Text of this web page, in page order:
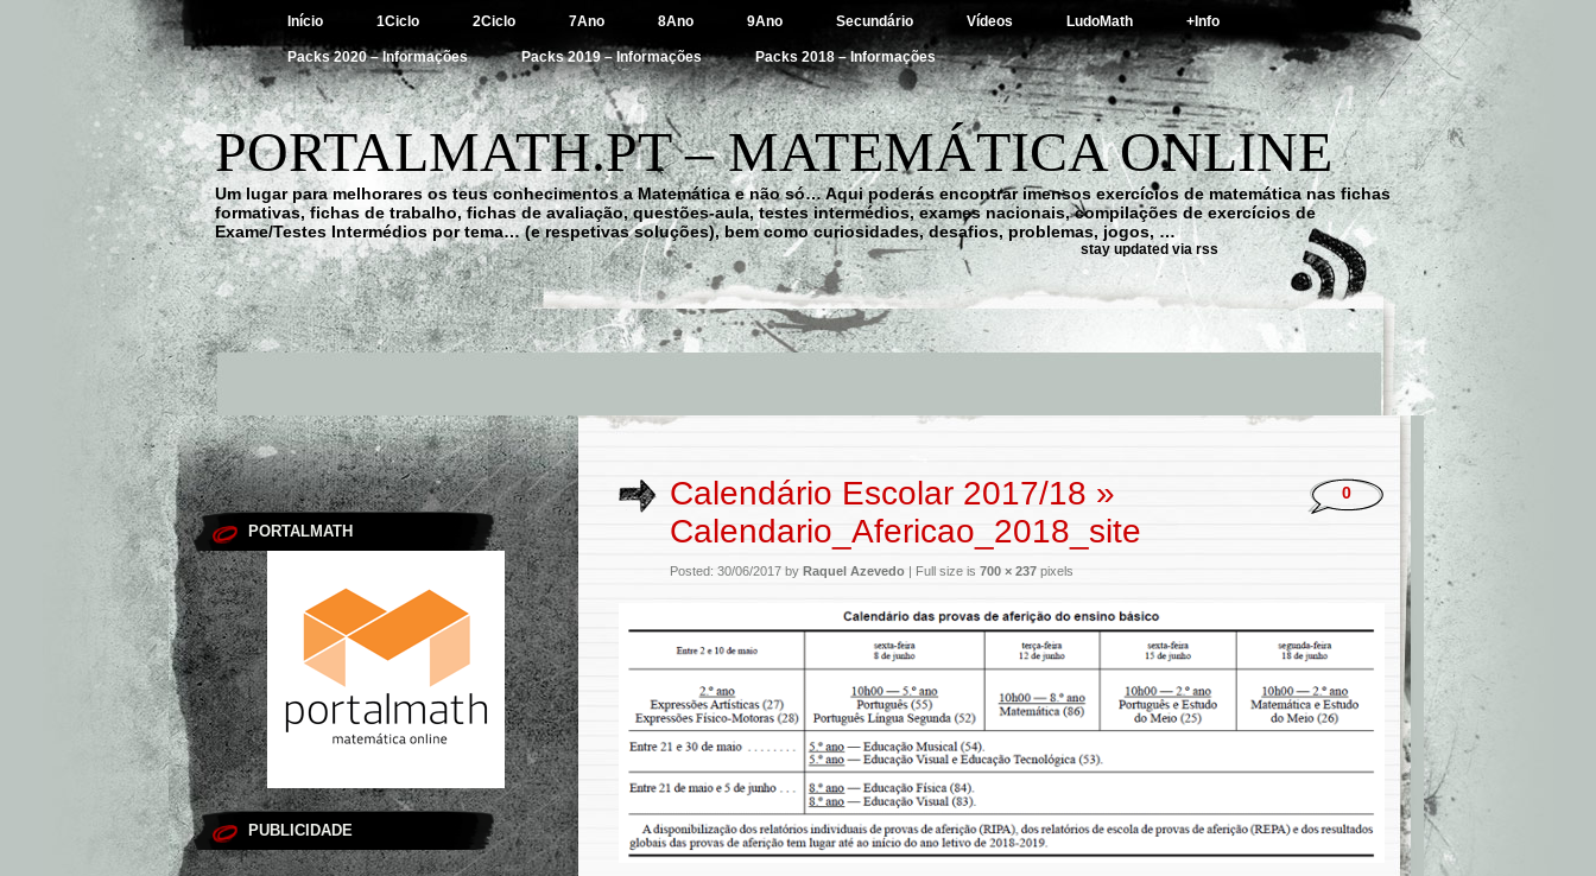
Início 1Ciclo 2Ciclo 7Ano 8Ano 9Ano Secundário Vídeos LudoMath +Info
Packs 2020 – Informações Packs 2019 – Informações Packs 2018 – Informações
PORTALMATH.PT – MATEMÁTICA ONLINE
Um lugar para melhorares os teus conhecimentos a Matemática e não só… Aqui poderás encontrar imensos exercícios de matemática nas fichas
formativas, fichas de trabalho, fichas de avaliação, questões-aula, testes intermédios, exames nacionais, compilações de exercícios de
Exame/Testes Intermédios por tema… (e respetivas soluções), bem como curiosidades, desafios, problemas, jogos, …
stay updated via rss
PORTALMATH
PUBLICIDADE
Calendário Escolar 2017/18 »
Calendario_Afericao_2018_site
Posted: 30/06/2017 by Raquel Azevedo | Full size is 700 × 237 pixels
0